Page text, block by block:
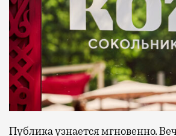
Публика узнается мгновенно.